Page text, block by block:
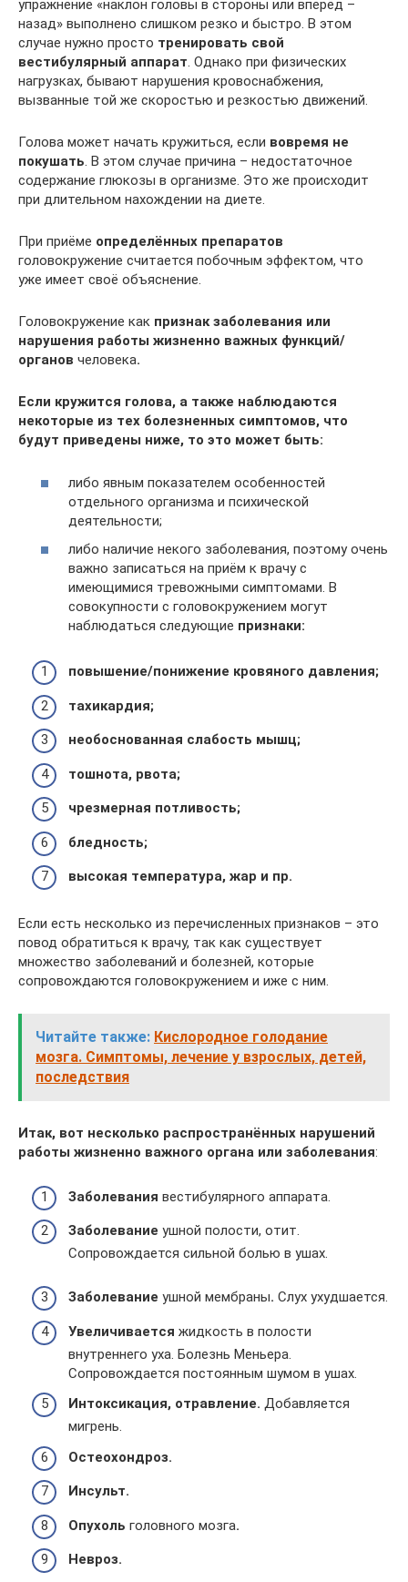
упражнение «наклон головы в стороны или вперёд –
назад» выполнено слишком резко и быстро. В этом
случае нужно просто тренировать свой
вестибулярный аппарат. Однако при физических
нагрузках, бывают нарушения кровоснабжения,
вызванные той же скоростью и резкостью движений.
Голова может начать кружиться, если вовремя не
покушать. В этом случае причина – недостаточное
содержание глюкозы в организме. Это же происходит
при длительном нахождении на диете.
При приёме определённых препаратов
головокружение считается побочным эффектом, что
уже имеет своё объяснение.
Головокружение как признак заболевания или
нарушения работы жизненно важных функций/
органов человека.
Если кружится голова, а также наблюдаются
некоторые из тех болезненных симптомов, что
будут приведены ниже, то это может быть:
либо явным показателем особенностей
отдельного организма и психической
деятельности;
либо наличие некого заболевания, поэтому очень
важно записаться на приём к врачу с
имеющимися тревожными симптомами. В
совокупности с головокружением могут
наблюдаться следующие признаки:
повышение/понижение кровяного давления;
тахикардия;
необоснованная слабость мышц;
тошнота, рвота;
чрезмерная потливость;
бледность;
высокая температура, жар и пр.
Если есть несколько из перечисленных признаков – это
повод обратиться к врачу, так как существует
множество заболеваний и болезней, которые
сопровождаются головокружением и иже с ним.
Читайте также: Кислородное голодание
мозга. Симптомы, лечение у взрослых, детей,
последствия
Итак, вот несколько распространённых нарушений
работы жизненно важного органа или заболевания:
Заболевания вестибулярного аппарата.
Заболевание ушной полости, отит.
Сопровождается сильной болью в ушах.
Заболевание ушной мембраны. Слух ухудшается.
Увеличивается жидкость в полости
внутреннего уха. Болезнь Меньера.
Сопровождается постоянным шумом в ушах.
Интоксикация, отравление. Добавляется
мигрень.
Остеохондроз.
Инсульт.
Опухоль головного мозга.
Невроз.